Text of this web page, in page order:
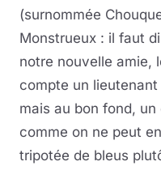
(surnommée
Monstrueux : il faut
notre nouvelle amie,
compte un
mais au bon fond,
comme on ne peut
tripotée de bleus